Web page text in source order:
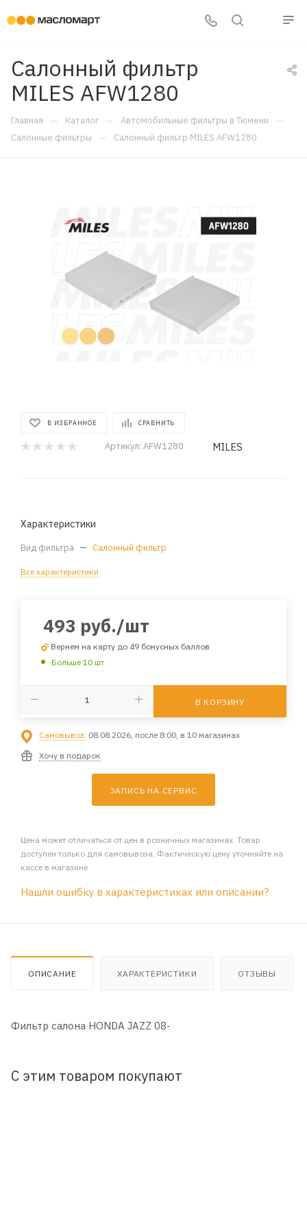
Салонный фильтр
MILES AFW1280
Главная — Каталог — Автомобильные фильтры в Тюмени —
Салонные фильтры — Салонный фильтр MILES AFW1280
В ИЗБРАННОЕ СРАВНИТЬ
Артикул: AFW1280 MILES
Характеристики
Вид фильтра — Салонный фильтр
Все характеристики
493 руб./шт
Вернем на карту до 49 бонусных баллов
Больше 10 шт
В КОРЗИНУ
Самовывоз: 08.08.2026, после 8:00, в 10 магазинах
Хочу в подарок
ЗАПИСЬ НА СЕРВИС
Цена может отличаться от цен в розничных магазинах. Товар
доступен только для самовывоза. Фактическую цену уточняйте на
кассе в магазине
Нашли ошибку в характеристиках или описании?
ОПИСАНИЕ ХАРАКТЕРИСТИКИ ОТЗЫВЫ
Фильтр салона HONDA JAZZ 08-
С этим товаром покупают